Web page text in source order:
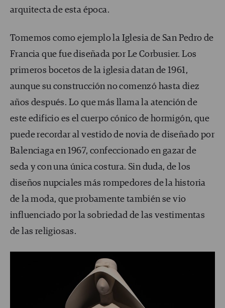
arquitecta de esta época.
Tomemos como ejemplo la Iglesia de San Pedro de
Francia que fue diseñada por Le Corbusier. Los
primeros bocetos de la iglesia datan de 1961,
aunque su construcción no comenzó hasta diez
años después. Lo que más llama la atención de
este edificio es el cuerpo cónico de hormigón, que
puede recordar al vestido de novia de diseñado por
Balenciaga en 1967, confeccionado en gazar de
seda y con una única costura. Sin duda, de los
diseños nupciales más rompedores de la historia
de la moda, que probamente también se vio
influenciado por la sobriedad de las vestimentas
de las religiosas.